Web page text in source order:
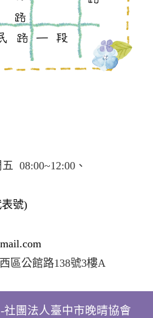
08:00~12:00、
號)
區公館路138號3樓A
社團法人臺中市晚晴協會